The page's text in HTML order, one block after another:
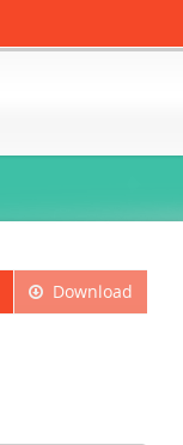
Download